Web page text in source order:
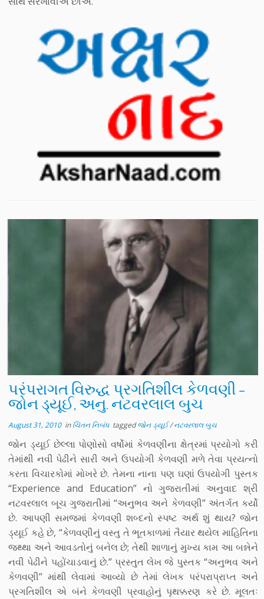
પરંપરાગત વિરુદ્ધ પ્રગતિશીલ કેળવણી –
જોન ડ્યૂઈ, અનુ. નટવરલાલ બુચ
August 31, 2010inચિંતન નિબંધ taggedજોન ડ્યૂઈ/નટવરલાલ બુચ
જોન ડ્યૂઈ છેલ્લા પોણોસો વર્ષોમાં કેળવણીના ક્ષેત્રમાં પ્રયોગો કરી
તેમાંથી નવી પેઢીને સારી અને ઉપયોગી કેળવણી મળે તેવા પ્રયત્નો
કરતા વિચારકોમાં મોખરે છે. તેમના નાના પણ ઘણાં ઉપયોગી પુસ્તક
“Experience and Education” નો ગુજરાતીમાં અનુવાદ શ્રી
નટવરલાલ બૂચ ગુજરાતીમાં “અનુભવ અને કેળવણી” અંતર્ગત કર્યો
છે. આપણી સમજમાં કેળવણી શબ્દનો સ્પષ્ટ અર્થ શું થાય? જોન
ડ્યૂઈ કહે છે, “કેળવણીનું વસ્તુ તે ભૂતકાળમાં તૈયાર થયેલ માહિતિના
જથ્થા અને આવડતોનું બનેલ છે; તેથી શાળાનું મુખ્ય કામ આ બન્નેને
નવી પેઢીને પહોંચાડવાનું છે.” પ્રસ્તુત લેખ જે પુસ્તક “અનુભવ અને
કેળવણી” માંથી લેવામાં આવ્યો છે તેમાં લેખક પરંપરાપ્રાપ્ત અને
પ્રગતિશીલ એ બંને કેળવણી પ્રવાહોનું પૃથક્કરણ કરે છે. મૂલતઃ